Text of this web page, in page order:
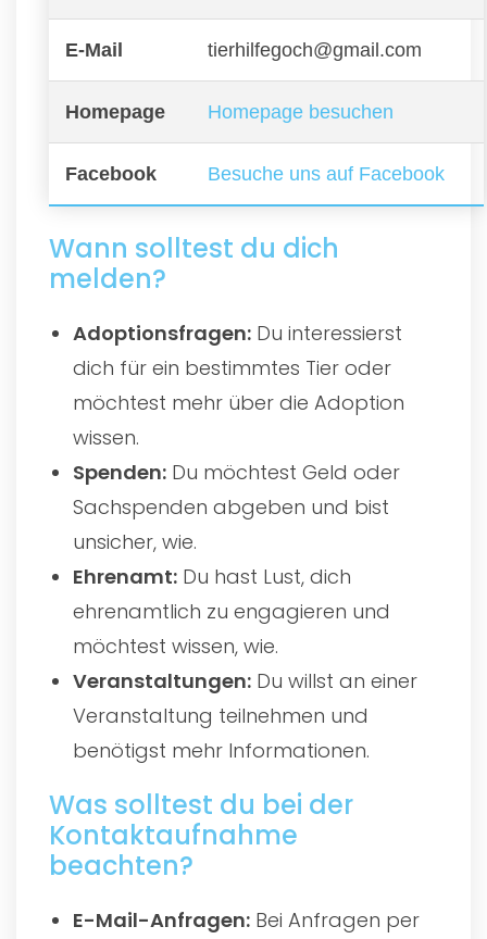
E-Mail tierhilfegoch@gmail.com
Homepage Homepage besuchen
Facebook Besuche uns auf Facebook
Wann solltest du dich
melden?
Adoptionsfragen: Du interessierst
dich für ein bestimmtes Tier oder
möchtest mehr über die Adoption
wissen.
Spenden: Du möchtest Geld oder
Sachspenden abgeben und bist
unsicher, wie.
Ehrenamt: Du hast Lust, dich
ehrenamtlich zu engagieren und
möchtest wissen, wie.
Veranstaltungen: Du willst an einer
Veranstaltung teilnehmen und
benötigst mehr Informationen.
Was solltest du bei der
Kontaktaufnahme
beachten?
E-Mail-Anfragen: Bei Anfragen per